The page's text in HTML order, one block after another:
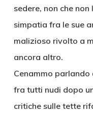
sedere, non che
simpatia fra le sue
malizioso rivolto a
ancora altro.
Cenammo parlando
fra tutti nudi dopo
critiche sulle tette